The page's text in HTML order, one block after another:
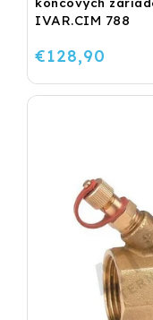
koncových
IVAR.CIM 788
€128,90